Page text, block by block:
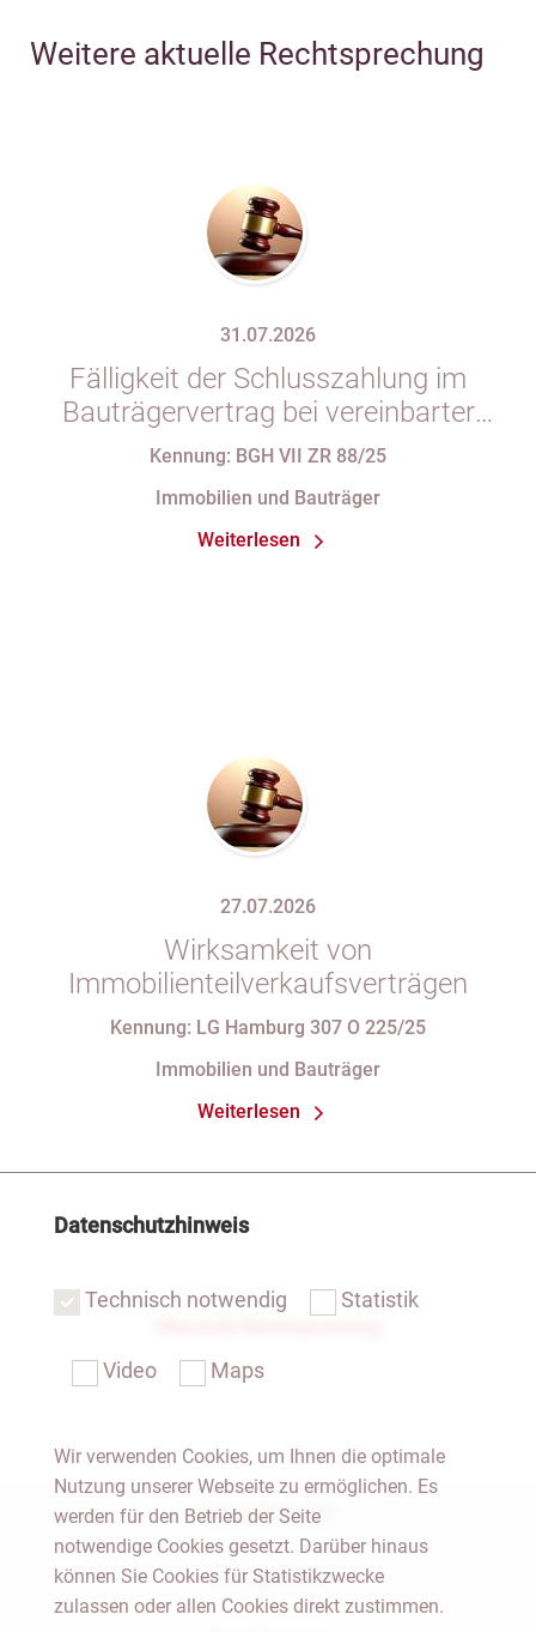
Weitere aktuelle Rechtsprechung
31.07.2026
Fälligkeit der Schlusszahlung im
Bauträgervertrag bei vereinbarter
Zahlung „nach vollständiger
Abnahmeprotokoll festgehaltener
Mängel am Sondereigentum
Kennung: BGH VII ZR 88/25
Immobilien und Bauträger
Weiterlesen
27.07.2026
Wirksamkeit von
Immobilienteilverkaufsverträgen
Kennung: LG Hamburg 307 O 225/25
Immobilien und Bauträger
Weiterlesen
Notar Dresden
Fachgebiete
Datenschutzhinweis
Technisch notwendig Statistik
Video Maps
Wir verwenden Cookies, um Ihnen die optimale
Nutzung unserer Webseite zu ermöglichen. Es
werden für den Betrieb der Seite
notwendige Cookies gesetzt. Darüber hinaus
können Sie Cookies für Statistikzwecke
zulassen oder allen Cookies direkt zustimmen.